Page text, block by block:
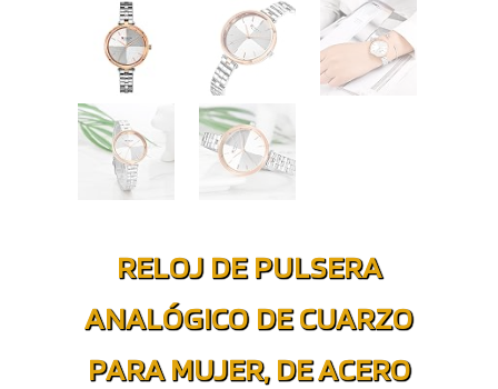
RELOJ DE PULSERA
ANALÓGICO DE CUARZO
PARA MUJER, DE ACERO